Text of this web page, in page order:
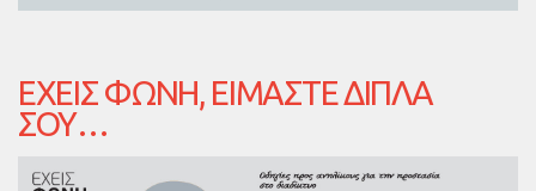
ΈΧΕΙΣ ΦΩΝΉ, ΕΊΜΑΣΤΕ ΔΊΠΛΑ
ΣΟΥ…